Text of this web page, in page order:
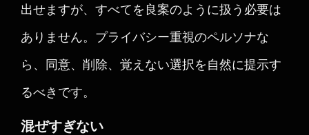
出せますが、すべてを良案のように扱う必要は
ありません。プライバシー重視のペルソナな
ら、同意、削除、覚えない選択を自然に提示す
るべきです。
混ぜすぎない